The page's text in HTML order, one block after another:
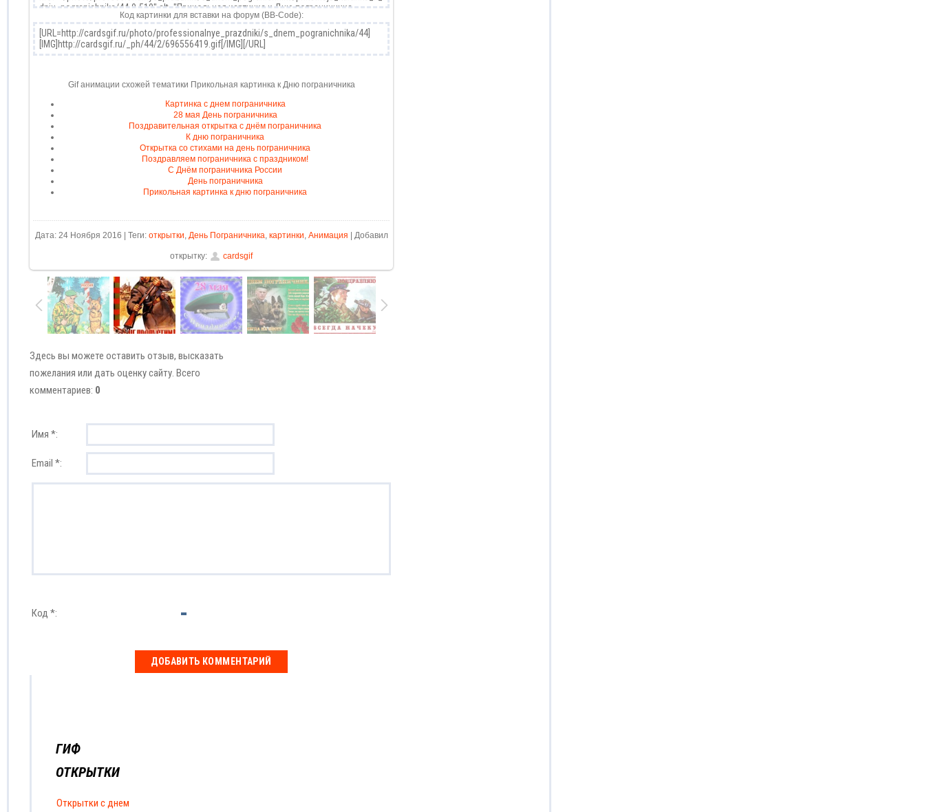
Код картинки для вставки на форум (BB-Code):
Gif анимации схожей тематики Прикольная картинка к Дню пограничника
Картинка с днем пограничника
28 мая День пограничника
Поздравительная открытка с днём пограничника
К дню пограничника
Открытка со стихами на день пограничника
Поздравляем пограничника с праздником!
С Днём пограничника России
День пограничника
Прикольная картинка к дню пограничника
Дата: 24 Ноября 2016 | Теги: открытки, День Пограничника, картинки, Анимация | Добавил
открытку: cardsgif
Здесь вы можете оставить отзыв, высказать
пожелания или дать оценку сайту. Всего
комментариев: 0
Имя *:
Email *:
Код *:
ГИФ
ОТКРЫТКИ
Открытки с днем